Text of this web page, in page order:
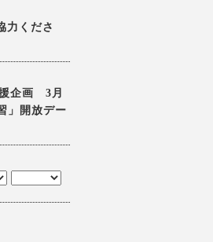
力くださ
企画 3月
」開放デー